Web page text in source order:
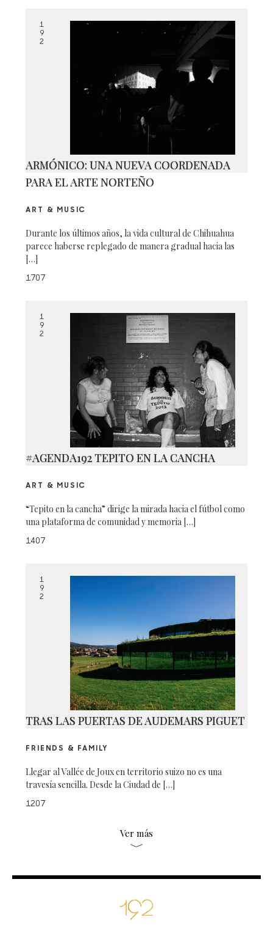
1
9
2
ARMÓNICO: UNA NUEVA COORDENADA
PARA EL ARTE NORTEÑO
ART & MUSIC
Durante los últimos años, la vida cultural de Chihuahua
parece haberse replegado de manera gradual hacia las
[…]
1707
1
9
2
#AGENDA192 TEPITO EN LA CANCHA
ART & MUSIC
“Tepito en la cancha” dirige la mirada hacia el fútbol como
una plataforma de comunidad y memoria […]
1407
1
9
2
TRAS LAS PUERTAS DE AUDEMARS PIGUET
FRIENDS & FAMILY
Llegar al Vallée de Joux en territorio suizo no es una
travesía sencilla. Desde la Ciudad de […]
1207
Ver más